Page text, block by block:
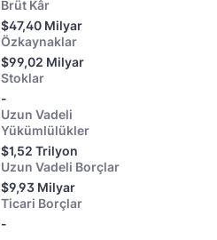
Brüt Kâr
$47,40 Milyar
Özkaynaklar
$99,02 Milyar
Stoklar
-
Uzun Vadeli
Yükümlülükler
$1,52 Trilyon
Uzun Vadeli Borçlar
$9,93 Milyar
Ticari Borçlar
-